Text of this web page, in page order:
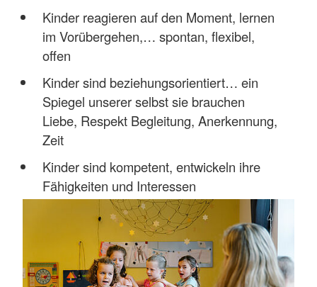
Kinder reagieren auf den Moment, lernen
im Vorübergehen,… spontan, flexibel,
offen
Kinder sind beziehungsorientiert… ein
Spiegel unserer selbst sie brauchen
Liebe, Respekt Begleitung, Anerkennung,
Zeit
Kinder sind kompetent, entwickeln ihre
Fähigkeiten und Interessen